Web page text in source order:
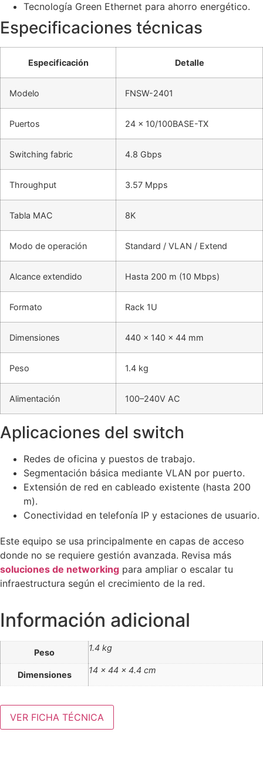
Tecnología Green Ethernet para ahorro energético.
Especificaciones técnicas
Especificación Detalle
Modelo FNSW-2401
Puertos 24 x 10/100BASE-TX
Switching fabric 4.8 Gbps
Throughput 3.57 Mpps
Tabla MAC 8K
Modo de operación Standard / VLAN / Extend
Alcance extendido Hasta 200 m (10 Mbps)
Formato Rack 1U
Dimensiones 440 x 140 x 44 mm
Peso 1.4 kg
Alimentación 100–240V AC
Aplicaciones del switch
Redes de oficina y puestos de trabajo.
Segmentación básica mediante VLAN por puerto.
Extensión de red en cableado existente (hasta 200
m).
Conectividad en telefonía IP y estaciones de usuario.
Este equipo se usa principalmente en capas de acceso
donde no se requiere gestión avanzada. Revisa más
soluciones de networking para ampliar o escalar tu
infraestructura según el crecimiento de la red.
Información adicional
Peso 1.4 kg
Dimensiones 14 × 44 × 4.4 cm
VER FICHA TÉCNICA